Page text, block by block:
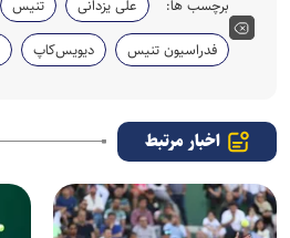
برچسب ها: علی یزدانی تنیس
فدراسیون تنیس
دیویس‌کاپ
اخبار مرتبط